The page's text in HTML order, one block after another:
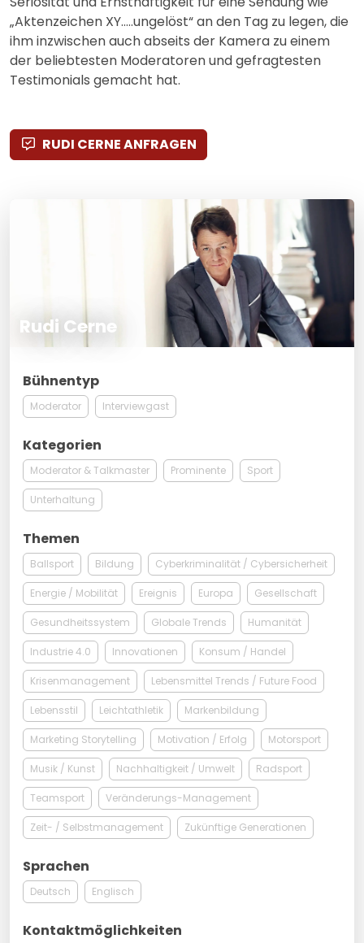
„Aktenzeichen XY…..ungelöst“ an den Tag zu legen, die
ihm inzwischen auch abseits der Kamera zu einem
der beliebtesten Moderatoren und gefragtesten
Testimonials gemacht hat.
RUDI CERNE ANFRAGEN
Rudi Cerne
Bühnentyp
Moderator Interviewgast
Kategorien
Moderator & Talkmaster Prominente Sport
Unterhaltung
Themen
Ballsport Bildung Cyberkriminalität / Cybersicherheit
Energie / Mobilität Ereignis Europa Gesellschaft
Gesundheitssystem Globale Trends Humanität
Industrie 4.0 Innovationen Konsum / Handel
Krisenmanagement Lebensmittel Trends / Future Food
Lebensstil Leichtathletik Markenbildung
Marketing Storytelling Motivation / Erfolg Motorsport
Musik / Kunst Nachhaltigkeit / Umwelt Radsport
Teamsport Veränderungs-Management
Zeit- / Selbstmanagement Zukünftige Generationen
Sprachen
Deutsch Englisch
Kontaktmöglichkeiten